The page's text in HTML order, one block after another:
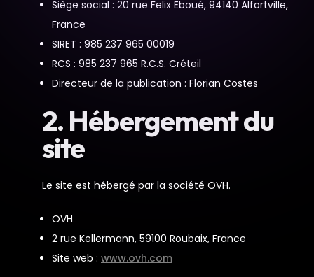
Siège social : 20 rue Felix Eboué, 94140 Alfortville,
France
SIRET : 985 237 965 00019
RCS : 985 237 965 R.C.S. Créteil
Directeur de la publication : Florian Costes
2. Hébergement du
site
Le site est hébergé par la société OVH.
OVH
2 rue Kellermann, 59100 Roubaix, France
Site web : www.ovh.com